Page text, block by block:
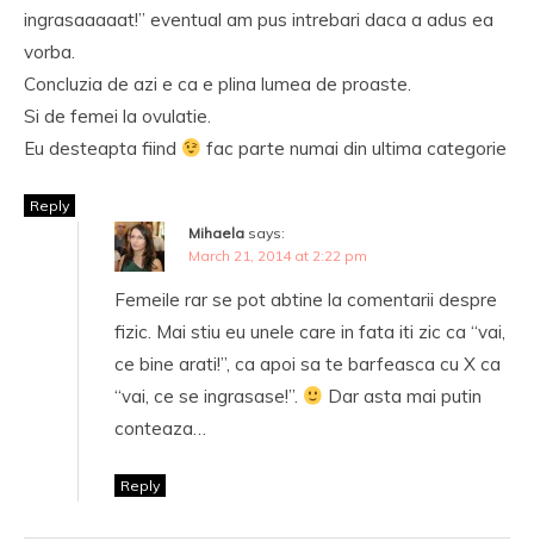
ingrasaaaaat!” eventual am pus intrebari daca a adus ea
vorba.
Concluzia de azi e ca e plina lumea de proaste.
Si de femei la ovulatie.
Eu desteapta fiind
fac parte numai din ultima categorie
Reply
Mihaela says:
March 21, 2014 at 2:22 pm
Femeile rar se pot abtine la comentarii despre
fizic. Mai stiu eu unele care in fata iti zic ca “vai,
ce bine arati!”, ca apoi sa te barfeasca cu X ca
“vai, ce se ingrasase!”.
Dar asta mai putin
conteaza…
Reply